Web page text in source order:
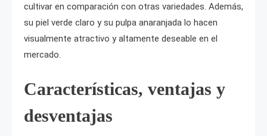
cultivar en comparación con otras variedades. Además,
su piel verde claro y su pulpa anaranjada lo hacen
visualmente atractivo y altamente deseable en el
mercado.
Características, ventajas y
desventajas